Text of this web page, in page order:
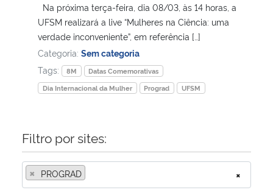
Ministério de Minas e Energia
Ministério da Ciência, Tecnologia, Inovações e Comunicações
Ministério do Meio Ambiente
Ministério do Desenvolvimento Regional
Controladoria-Geral da União
Na próxima terça-feira, dia 08/03, às 14 horas, a
UFSM realizará a live “Mulheres na Ciência: uma
verdade inconveniente”, em referência […]
Categoria: Sem categoria
Tags:
8M
Datas Comemorativas
Dia Internacional da Mulher
Prograd UFSM
Filtro por sites:
×
× PROGRAD